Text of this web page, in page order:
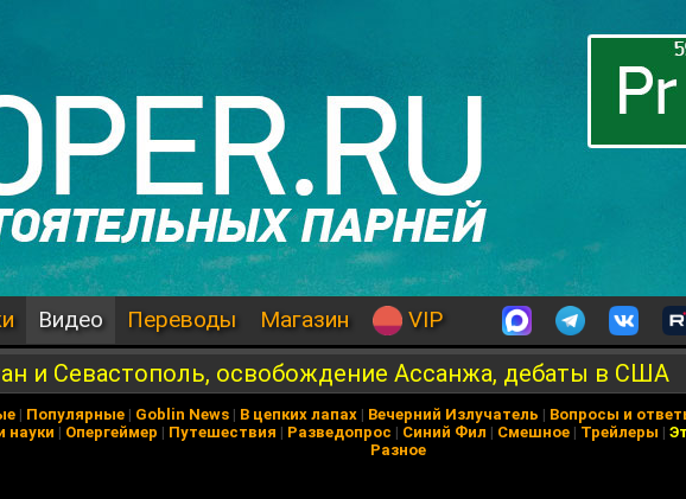
Видео Переводы Магазин VIP
и Севастополь, освобождение Ассанжа, дебаты в США
| Популярные | Goblin News | В цепких лапах | Вечерний Излучатель | Вопросы и
науки | Опергеймер | Путешествия | Разведопрос | Синий Фил | Смешное | Трейлеры |
Разное